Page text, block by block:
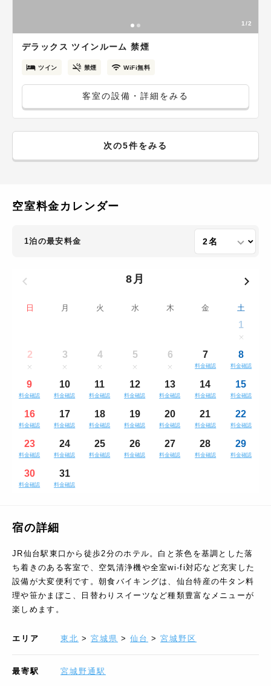
1/2
デラックス ツインルーム 禁煙
ツイン 禁煙 WiFi無料
客室の設備・詳細をみる
次の5件をみる
空室料金カレンダー
1泊の最安料金
8月
日 月 火 水 木 金 土
1
2 3 4 5 6 7
料金確認
8
料金確認
9
料金確認
10
料金確認
11
料金確認
12
料金確認
13
料金確認
14
料金確認
15
料金確認
16
料金確認
17
料金確認
18
料金確認
19
料金確認
20
料金確認
21
料金確認
22
料金確認
23
料金確認
24
料金確認
25
料金確認
26
料金確認
27
料金確認
28
料金確認
29
料金確認
30
料金確認
31
料金確認
宿の詳細
JR仙台駅東口から徒歩2分のホテル。白と茶色を基調とした落
ち着きのある客室で、空気清浄機や全室wi-fi対応など充実した
設備が大変便利です。朝食バイキングは、仙台特産の牛タン料
理や笹かまぼこ、日替わりスイーツなど種類豊富なメニューが
楽しめます。
エリア 東北 > 宮城県 > 仙台 > 宮城野区
最寄駅 宮城野通駅